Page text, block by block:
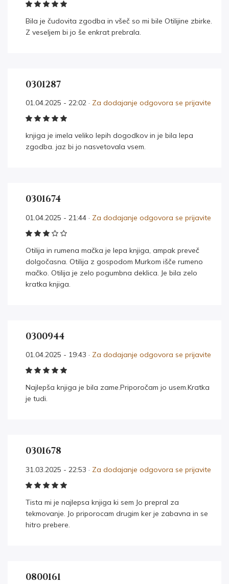
Bila je čudovita zgodba in všeč so mi bile Otilijine zbirke.
Z veseljem bi jo še enkrat prebrala.
0301287
01.04.2025 - 22:02 · Za dodajanje odgovora se prijavite
knjiga je imela veliko lepih dogodkov in je bila lepa
zgodba. jaz bi jo nasvetovala vsem.
0301674
01.04.2025 - 21:44 · Za dodajanje odgovora se prijavite
Otilija in rumena mačka je lepa knjiga, ampak preveč
dolgočasna. Otilija z gospodom Murkom išče rumeno
mačko. Otilija je zelo pogumbna deklica. Je bila zelo
kratka knjiga.
0300944
01.04.2025 - 19:43 · Za dodajanje odgovora se prijavite
Najlepša knjiga je bila zame.Priporočam jo usem.Kratka
je tudi.
0301678
31.03.2025 - 22:53 · Za dodajanje odgovora se prijavite
Tista mi je najlepsa knjiga ki sem Jo prepral za
tekmovanje. Jo priporocam drugim ker je zabavna in se
hitro prebere.
0800161